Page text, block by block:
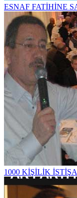
ESNAF FATİHİNE
1000 KİŞİLİK